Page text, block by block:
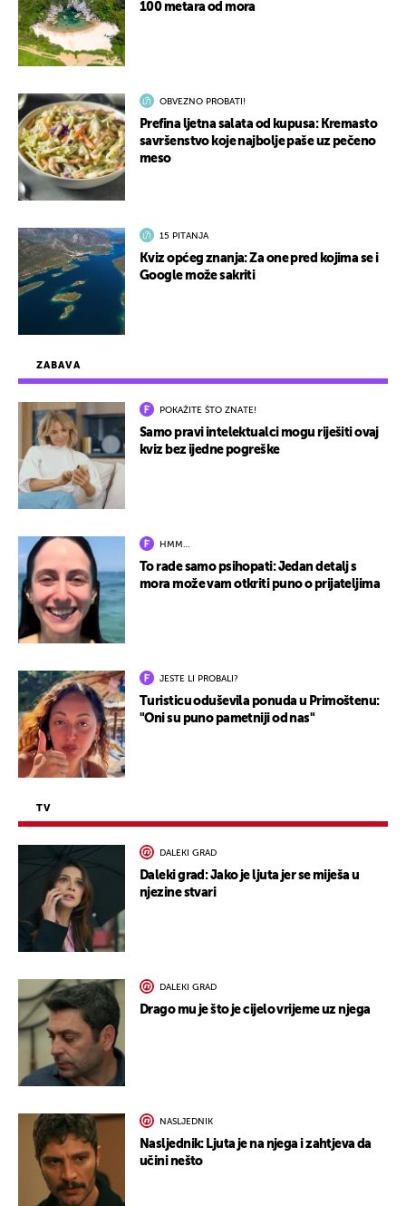
ZABAVA
POKAŽITE ŠTO ZNATE!
Samo pravi intelektualci mogu riješiti ovaj
kviz bez ijedne pogreške
HMM…
To rade samo psihopati: Jedan detalj s
mora može vam otkriti puno o prijateljima
JESTE LI PROBALI?
Turisticu oduševila ponuda u Primoštenu:
"Oni su puno pametniji od nas"
TV
DALEKI GRAD
Daleki grad: Jako je ljuta jer se miješa u
njezine stvari
DALEKI GRAD
Drago mu je što je cijelo vrijeme uz njega
NASLJEDNIK
Nasljednik: Ljuta je na njega i zahtjeva da
učini nešto
100 metara od mora
OBVEZNO PROBATI!
Prefina ljetna salata od kupusa: Kremasto
savršenstvo koje najbolje paše uz pečeno
meso
15 PITANJA
Kviz općeg znanja: Za one pred kojima se i
Google može sakriti